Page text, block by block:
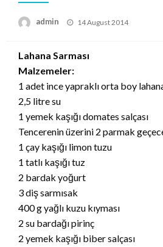
admin
Posted
14 August 2014
Lahana Sarması
Malzemeler:
1 adet ince yapraklı orta boy
2,5 litre su
1 yemek kaşığı domates salçası
Tencerenin üzerini 2 parmak
1 çay kaşığı limon tuzu
1 tatlı kaşığı tuz
2 bardak yoğurt
3 diş sarmısak
400 g yağlı kuzu kıyması
2 su bardağı pirinç
2 yemek kaşığı biber salçası